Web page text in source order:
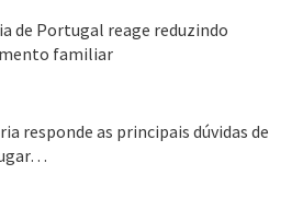
de Portugal reage reduzindo
familiar
responde as principais dúvidas de